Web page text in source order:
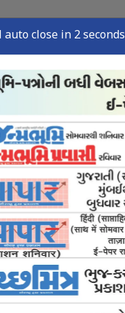
close in 1 seconds